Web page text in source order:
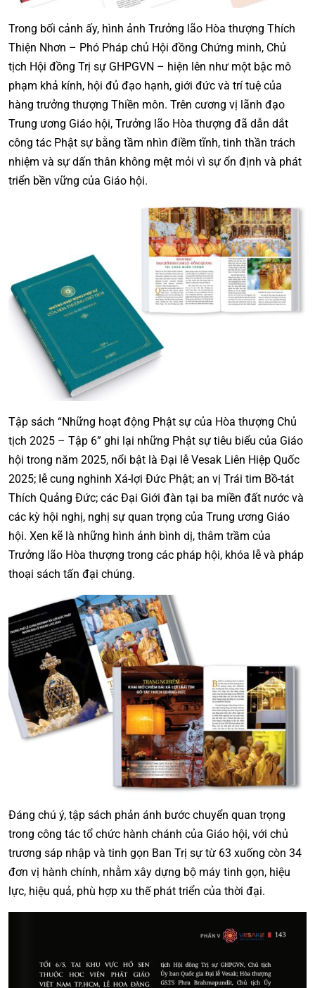
Trong bối cảnh ấy, hình ảnh Trưởng lão Hòa thượng Thích
Thiện Nhơn – Phó Pháp chủ Hội đồng Chứng minh, Chủ
tịch Hội đồng Trị sự GHPGVN – hiện lên như một bậc mô
phạm khả kính, hội đủ đạo hạnh, giới đức và trí tuệ của
hàng trưởng thượng Thiền môn. Trên cương vị lãnh đạo
Trung ương Giáo hội, Trưởng lão Hòa thượng đã dẫn dắt
công tác Phật sự bằng tầm nhìn điềm tĩnh, tinh thần trách
nhiệm và sự dấn thân không mệt mỏi vì sự ổn định và phát
triển bền vững của Giáo hội.
Tập sách “Những hoạt động Phật sự của Hòa thượng Chủ
tịch 2025 – Tập 6” ghi lại những Phật sự tiêu biểu của Giáo
hội trong năm 2025, nổi bật là Đại lễ Vesak Liên Hiệp Quốc
2025; lễ cung nghinh Xá-lợi Đức Phật; an vị Trái tim Bồ-tát
Thích Quảng Đức; các Đại Giới đàn tại ba miền đất nước và
các kỳ hội nghị, nghị sự quan trọng của Trung ương Giáo
hội. Xen kẽ là những hình ảnh bình dị, thâm trầm của
Trưởng lão Hòa thượng trong các pháp hội, khóa lễ và pháp
thoại sách tấn đại chúng.
Đáng chú ý, tập sách phản ánh bước chuyển quan trọng
trong công tác tổ chức hành chánh của Giáo hội, với chủ
trương sáp nhập và tinh gọn Ban Trị sự từ 63 xuống còn 34
đơn vị hành chính, nhằm xây dựng bộ máy tinh gọn, hiệu
lực, hiệu quả, phù hợp xu thế phát triển của thời đại.